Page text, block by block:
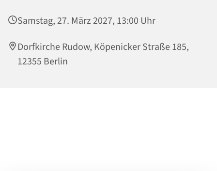
Samstag, 27. März 2027, 13:00 Uhr
Dorfkirche Rudow, Köpenicker Straße 185,
12355 Berlin